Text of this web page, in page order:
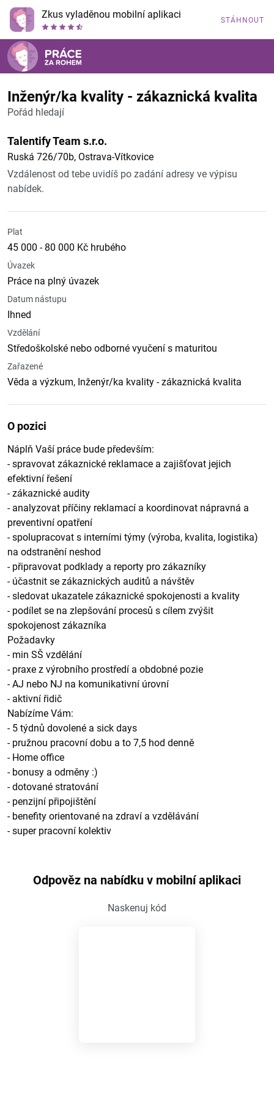
Zkus vyladěnou mobilní aplikaci STÁHNOUT
Inženýr/ka kvality - zákaznická kvalita
Pořád hledají
Talentify Team s.r.o.
Ruská 726/70b, Ostrava-Vítkovice
Vzdálenost od tebe uvidíš po zadání adresy ve výpisu
nabídek.
Plat
45 000 - 80 000 Kč hrubého
Úvazek
Práce na plný úvazek
Datum nástupu
Ihned
Vzdělání
Středoškolské nebo odborné vyučení s maturitou
Zařazené
Věda a výzkum, Inženýr/ka kvality - zákaznická kvalita
O pozici
Náplň Vaší práce bude především:
- spravovat zákaznické reklamace a zajišťovat jejich
efektivní řešení
- zákaznické audity
- analyzovat příčiny reklamací a koordinovat nápravná a
preventivní opatření
- spolupracovat s interními týmy (výroba, kvalita, logistika)
na odstranění neshod
- připravovat podklady a reporty pro zákazníky
- účastnit se zákaznických auditů a návštěv
- sledovat ukazatele zákaznické spokojenosti a kvality
- podílet se na zlepšování procesů s cílem zvýšit
spokojenost zákazníka
Požadavky
- min SŠ vzdělání
- praxe z výrobního prostředí a obdobné pozie
- AJ nebo NJ na komunikativní úrovní
- aktivní řidič
Nabízíme Vám:
- 5 týdnů dovolené a sick days
- pružnou pracovní dobu a to 7,5 hod denně
- Home office
- bonusy a odměny :)
- dotované stratování
- penzijní připojištění
- benefity orientované na zdraví a vzdělávání
- super pracovní kolektiv
Odpověz na nabídku v mobilní aplikaci
Naskenuj kód